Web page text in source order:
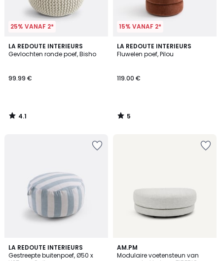
25% VANAF 2*
LA REDOUTE INTERIEURS
Gevlochten ronde poef, Bisho
99.99 €
4.1
/ 5
4.1
/
15% VANAF 2*
LA REDOUTE INTERIEURS
Fluwelen poef, Pilou
119.00 €
5
/
5
/
LA REDOUTE INTERIEURS
Gestreepte buitenpoef, Ø50 x
4.5
/ 5
AM.PM
Modulaire voetensteun van
3
Kleuren